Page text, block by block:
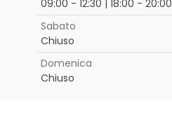
09:00 - 12:30 | 18:00 - 20:00
Sabato
Chiuso
Domenica
Chiuso